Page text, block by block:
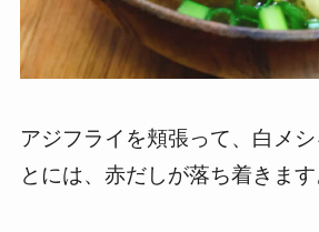
アジフライを頬張って、白メ
とには、赤だしが落ち着きます